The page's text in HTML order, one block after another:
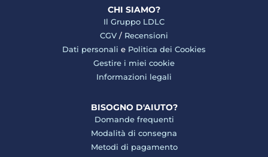
CHI SIAMO?
Il Gruppo LDLC
CGV / Recensioni
Dati personali e Politica dei Cookies
Gestire i miei cookie
Informazioni legali
BISOGNO D'AIUTO?
Domande frequenti
Modalità di consegna
Metodi di pagamento